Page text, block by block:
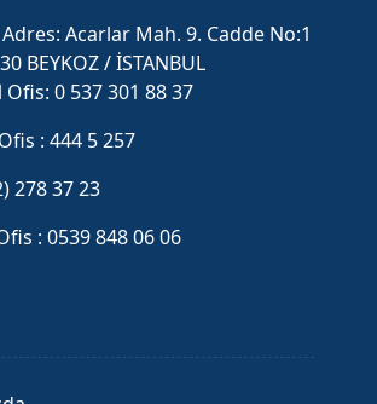
Acarlar Mah. 9. Cadde No:1
BEYKOZ / İSTANBUL
0 537 301 88 37
: 444 5 257
278 37 23
: 0539 848 06 06